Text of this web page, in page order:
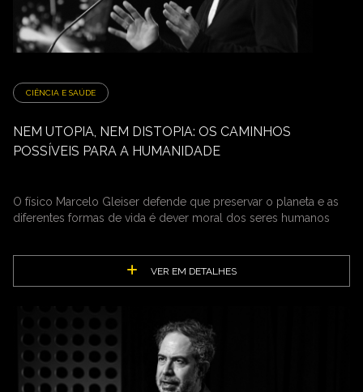
CIÊNCIA E SAÚDE
NEM UTOPIA, NEM DISTOPIA: OS CAMINHOS
POSSÍVEIS PARA A HUMANIDADE
O físico Marcelo Gleiser defende que preservar o planeta e as
diferentes formas de vida é dever moral dos seres humanos
VER EM DETALHES